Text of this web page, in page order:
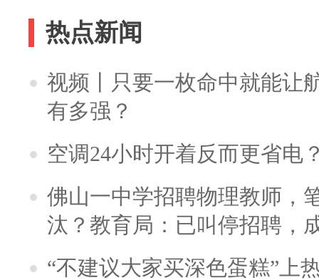
热点新闻
视频丨只要一枚命中就能让
有多强？
空调24小时开着反而更省电
佛山一中学招聘物理教师，
汰？教育局：已叫停招聘，
“不建议大家买深色蛋糕”上